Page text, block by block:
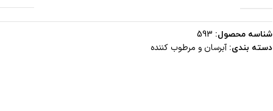
شناسه محصول: 593
دسته بندی: آبرسان و مرطوب کننده